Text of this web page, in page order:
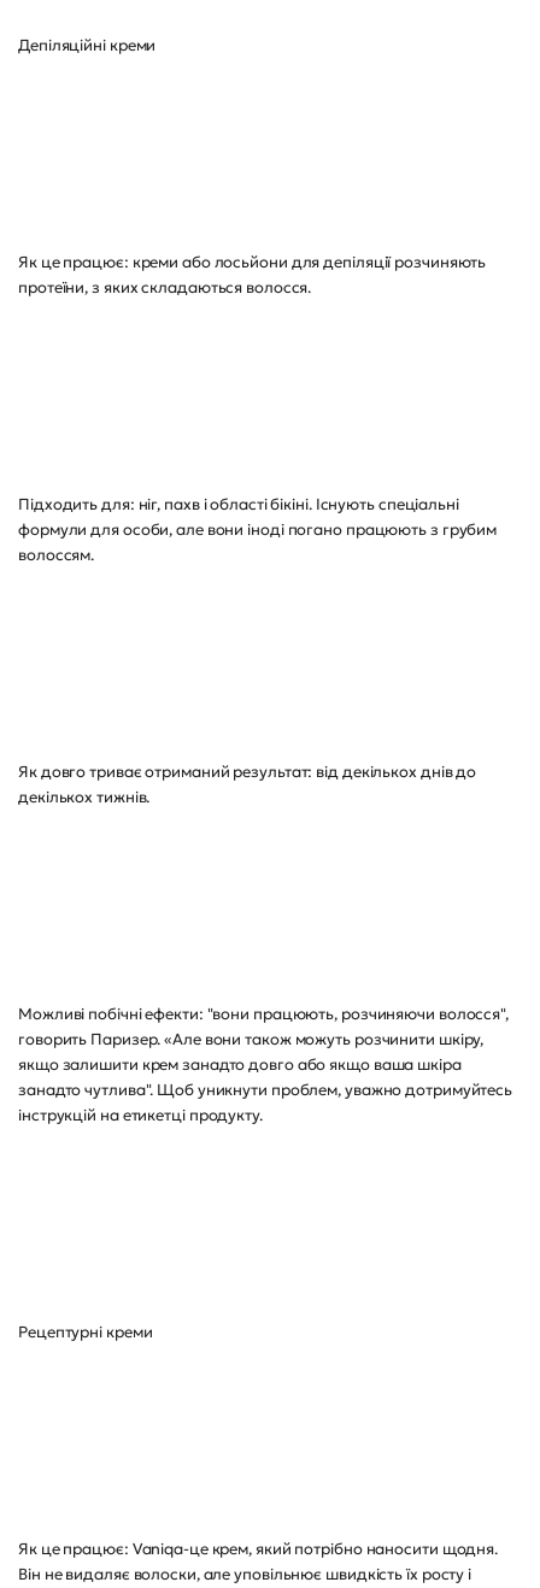
Депіляційні креми
Як це працює: креми або лосьйони для депіляції розчиняють
протеїни, з яких складаються волосся.
Підходить для: ніг, пахв і області бікіні. Існують спеціальні
формули для особи, але вони іноді погано працюють з грубим
волоссям.
Як довго триває отриманий результат: від декількох днів до
декількох тижнів.
Можливі побічні ефекти: "вони працюють, розчиняючи волосся",
говорить Паризер. «Але вони також можуть розчинити шкіру,
якщо залишити крем занадто довго або якщо ваша шкіра
занадто чутлива". Щоб уникнути проблем, уважно дотримуйтесь
інструкцій на етикетці продукту.
Рецептурні креми
Як це працює: Vaniqa-це крем, який потрібно наносити щодня.
Він не видаляє волоски, але уповільнює швидкість їх росту і